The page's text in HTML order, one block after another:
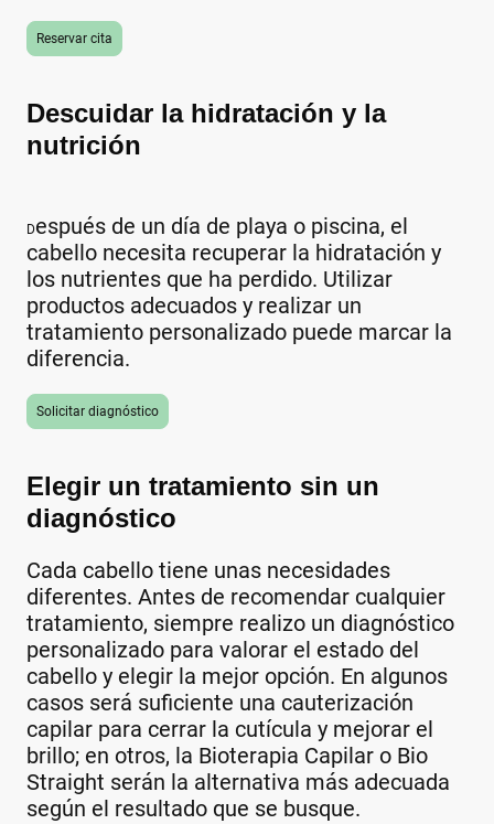
Reservar cita
Descuidar la hidratación y la
nutrición
Después de un día de playa o piscina, el
cabello necesita recuperar la hidratación y
los nutrientes que ha perdido. Utilizar
productos adecuados y realizar un
tratamiento personalizado puede marcar la
diferencia.
Solicitar diagnóstico
Elegir un tratamiento sin un
diagnóstico
Cada cabello tiene unas necesidades
diferentes. Antes de recomendar cualquier
tratamiento, siempre realizo un diagnóstico
personalizado para valorar el estado del
cabello y elegir la mejor opción. En algunos
casos será suficiente una cauterización
capilar para cerrar la cutícula y mejorar el
brillo; en otros, la Bioterapia Capilar o Bio
Straight serán la alternativa más adecuada
según el resultado que se busque.